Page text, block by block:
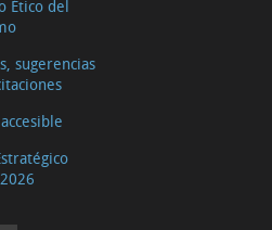
Ético del
sugerencias